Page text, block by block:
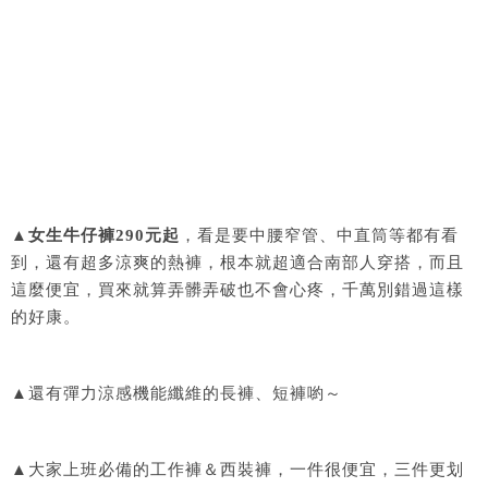
▲ 女生牛仔褲290元起 ，看是要中腰窄管、中直筒等都有看
到，還有超多涼爽的熱褲，根本就超適合南部人穿搭，而且
這麼便宜，買來就算弄髒弄破也不會心疼，千萬別錯過這樣
的好康。
▲還有彈力涼感機能纖維的長褲、短褲喲～
▲大家上班必備的工作褲＆西裝褲，一件很便宜，三件更划